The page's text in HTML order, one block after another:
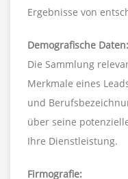
Ergebnisse von
Demografische Daten:
Die Sammlung
Merkmale eines
und
über seine
Ihre Dienstleistung.
Firmografie: